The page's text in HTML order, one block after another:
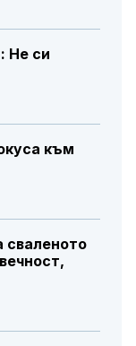
Не си
към
сваленото